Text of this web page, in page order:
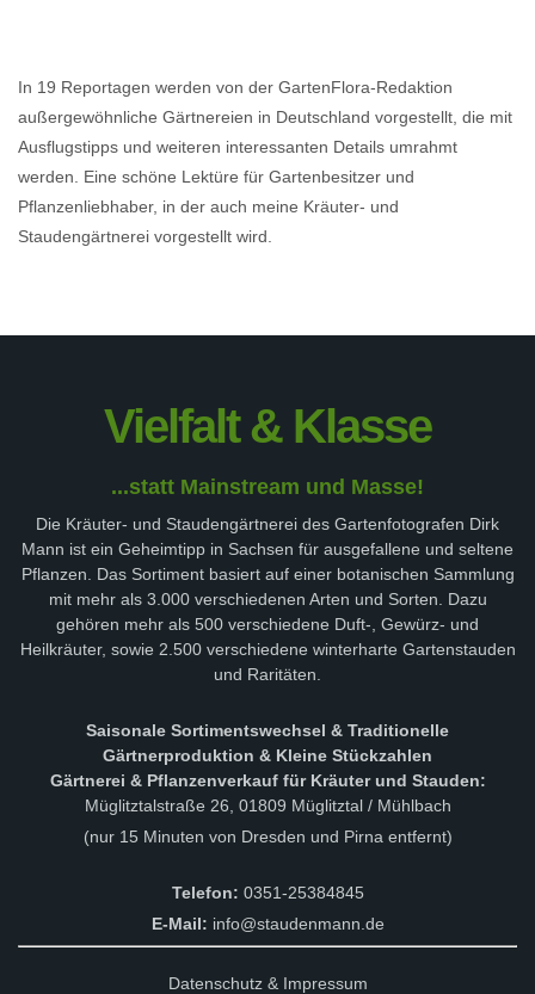
In 19 Reportagen werden von der GartenFlora-Redaktion
außergewöhnliche Gärtnereien in Deutschland vorgestellt, die mit
Ausflugstipps und weiteren interessanten Details umrahmt
werden. Eine schöne Lektüre für Gartenbesitzer und
Pflanzenliebhaber, in der auch meine Kräuter- und
Staudengärtnerei vorgestellt wird.
Vielfalt & Klasse
...statt Mainstream und Masse!
Die Kräuter- und Staudengärtnerei des Gartenfotografen Dirk
Mann ist ein Geheimtipp in Sachsen für ausgefallene und seltene
Pflanzen. Das Sortiment basiert auf einer botanischen Sammlung
mit mehr als 3.000 verschiedenen Arten und Sorten. Dazu
gehören mehr als 500 verschiedene Duft-, Gewürz- und
Heilkräuter, sowie 2.500 verschiedene winterharte Gartenstauden
und Raritäten.
Saisonale Sortimentswechsel & Traditionelle
Gärtnerproduktion & Kleine Stückzahlen
Gärtnerei & Pflanzenverkauf für Kräuter und Stauden:
Müglitztalstraße 26, 01809 Müglitztal / Mühlbach
(nur 15 Minuten von Dresden und Pirna entfernt)
Telefon: 0351-25384845
E-Mail: info@staudenmann.de
Datenschutz & Impressum